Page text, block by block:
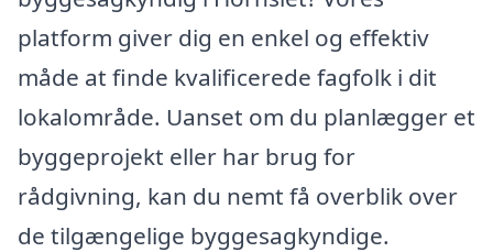
platform giver dig en enkel og effektiv
måde at finde kvalificerede fagfolk i dit
lokalområde. Uanset om du planlægger et
byggeprojekt eller har brug for
rådgivning, kan du nemt få overblik over
de tilgængelige byggesagkyndige.